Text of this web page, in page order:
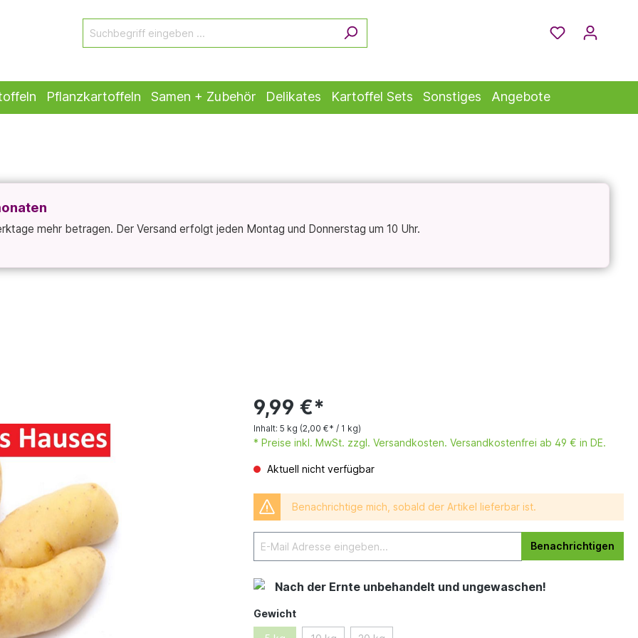
Pflanzkartoffeln Samen + Zubehör Delikates Kartoffel Sets Sonstiges Angebote
mehr betragen. Der Versand erfolgt jeden Montag und Donnerstag um 10 Uhr.
9,99 €*
Inhalt: 5 kg (2,00 €* / 1 kg)
* Preise inkl. MwSt. zzgl. Versandkosten. Versandkostenfrei ab 49 € in DE.
Aktuell nicht verfügbar
Benachrichtige mich, sobald der Artikel lieferbar ist.
Benachrichtigen
Nach der Ernte unbehandelt und ungewaschen!
Gewicht